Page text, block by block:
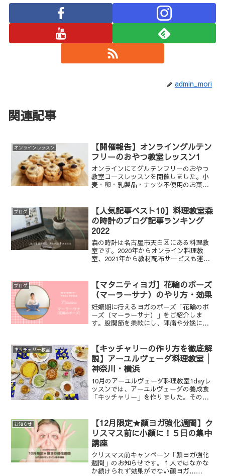
admin_mori
関連記事
オンラインレッスン
【開催報告】オンライングルテン
フリーのおやつ教室レッスン1
オンラインにてグルテンフリーのおやつ
教室コースレッスンを開催しました。小
麦・卵・乳製品・ナッツ不使用のお菓子
ブログ
【人気記事ベスト10】料理教室森
の時計のブログ記事ランキング
2022
森の時計は名古屋市天白区にある料理教
室です。2020年からオンライン料理教
室、2021年から教材配布サービスも運営
め、早5年あまりが経ちました。当初は週
6ペースで...
ブログ
【マタニティヨガ】花輪のポーズ
（マーラーサナ）のやり方・効果
妊娠期に行えるヨガのポーズ「花輪のポ
ーズ（マーラーサナ）」をご紹介しま
す。股関節を柔軟にし、陣痛や分娩に備
キッチャリー教室
【キッチャリーの作り方を徹底解
説】アーユルヴェーダ料理教室│
神奈川・横浜
10月のアーユルヴェーダ料理教室1dayレ
ッスンでは、アーユルヴェーダの養成食
「キッチャリー」を作りました。その様
お知らせ
【12月限定★顔ヨガ強化週間】ク
リスマス前に小顔に！５日の集中
講座
クリスマス前キャンペーン「顔ヨガ強化
週間」のお知らせです。１人ではなかな
か続けられず効果がでない顔ヨガ……